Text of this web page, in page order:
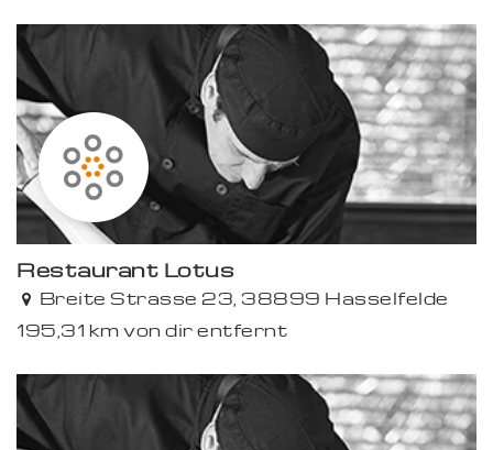
Restaurant Lotus
Breite Strasse 23, 38899 Hasselfelde
195,31 km von dir entfernt